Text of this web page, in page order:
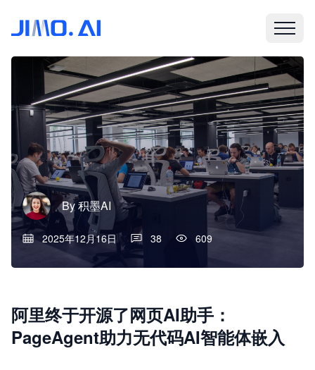
By积墨AI
2025年12月16日 38 609
阿里终于开源了网页AI助手：
PageAgent助力无代码AI智能体嵌入